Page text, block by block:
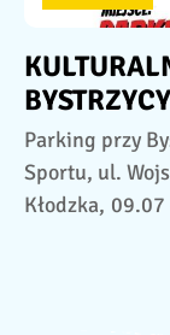
Parking przy
Sportu, ul.
Kłodzka, 09.07